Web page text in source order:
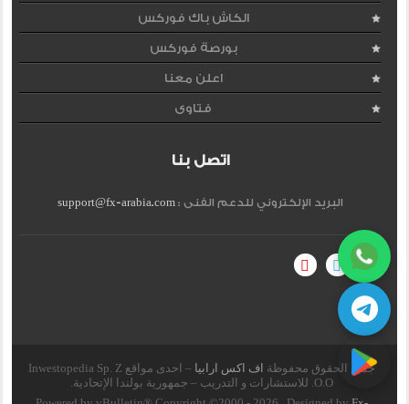
الكاش باك فوركس
بورصة فوركس
اعلن معنا
فتاوى
اتصل بنا
البريد الإلكتروني للدعم الفنى :support@fx-arabia.com
جميع الحقوق محفوظة اف اكس ارابيا
– احدى مواقع Inwestopedia Sp. Z
O.O. للاستشارات و التدريب – جمهورية بولندا الإتحادية.